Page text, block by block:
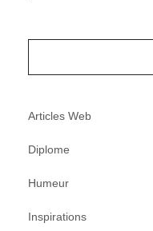
Articles Web
Diplome
Humeur
Inspirations